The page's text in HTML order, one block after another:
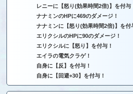
レニーに【怒り(効果時間2倍)】を付与
ナナミンのHPに469のダメージ！
ナナミンに【怒り(効果時間2倍)】を付
エリクシルのHPに90のダメージ！
エリクシルに【怒り】を付与！
エイラの電気クラゲ！
自身に【反】を付与！
自身に【回避+30】を付与！